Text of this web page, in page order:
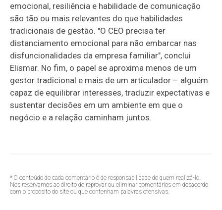
emocional, resiliência e habilidade de comunicação
são tão ou mais relevantes do que habilidades
tradicionais de gestão. "O CEO precisa ter
distanciamento emocional para não embarcar nas
disfuncionalidades da empresa familiar", conclui
Elismar. No fim, o papel se aproxima menos de um
gestor tradicional e mais de um articulador – alguém
capaz de equilibrar interesses, traduzir expectativas e
sustentar decisões em um ambiente em que o
negócio e a relação caminham juntos.
* O conteúdo de cada comentário é de responsabilidade de quem realizá-lo.
Nos reservamos ao direito de reprovar ou eliminar comentários em desacordo
com o propósito do site ou que contenham palavras ofensivas.